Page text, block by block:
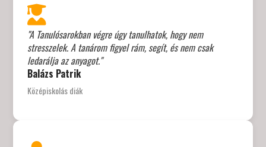
"A Tanulósarokban végre úgy tanulhatok, hogy nem
stresszelek. A tanárom figyel rám, segít, és nem csak
ledarálja az anyagot."
Balázs Patrik
Középiskolás diák